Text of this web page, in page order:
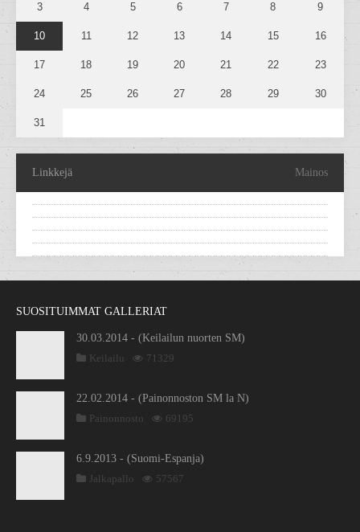
3 4 5 6 7 8 9
10 11 12 13 14 15 16
17 18 19 20 21 22 23
24 25 26 27 28 29 30
31
Linkkejä Mainos
SUOSITUIMMAT GALLERIAT
30.03.2014 - (Keilailun nuorten SM)
Keilailu
71329
22.02.2014 - (Painonnoston SM la N)
Painonnosto
69195
6.9.2013 - (Suomi-Espanja)
Jalkapallo
57567